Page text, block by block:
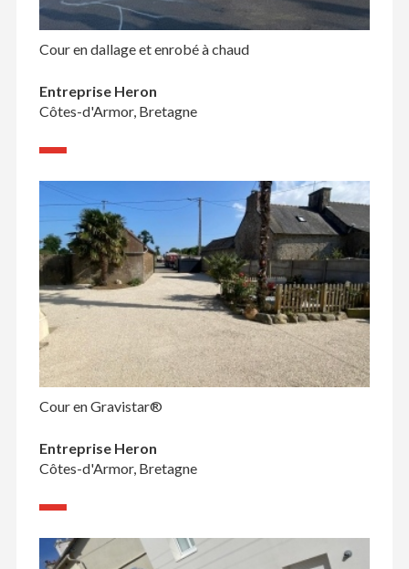
Cour en dallage et enrobé à chaud
Entreprise Heron
Côtes-d'Armor, Bretagne
Cour en Gravistar®
Entreprise Heron
Côtes-d'Armor, Bretagne